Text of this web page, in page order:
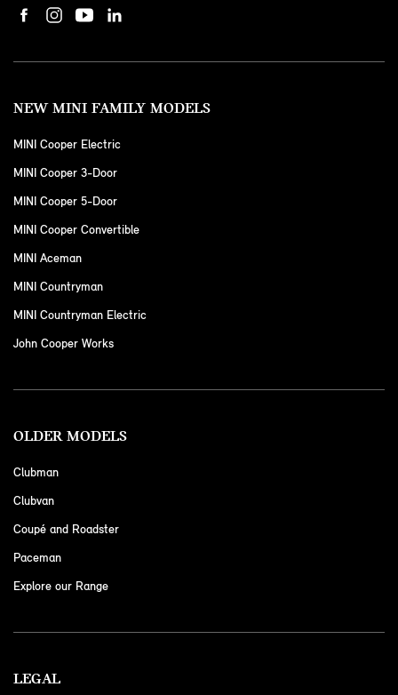
NEW MINI FAMILY MODELS
MINI Cooper Electric
MINI Cooper 3-Door
MINI Cooper 5-Door
MINI Cooper Convertible
MINI Aceman
MINI Countryman
MINI Countryman Electric
John Cooper Works
OLDER MODELS
Clubman
Clubvan
Coupé and Roadster
Paceman
Explore our Range
LEGAL